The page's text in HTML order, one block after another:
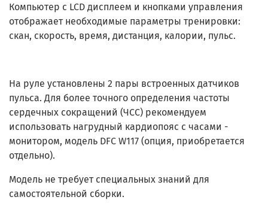
Компьютер с LCD дисплеем и кнопками управления
отображает необходимые параметры тренировки:
скан, скорость, время, дистанция, калории, пульс.
На руле установлены 2 пары встроенных датчиков
пульса. Для более точного определения частоты
сердечных сокращений (ЧСС) рекомендуем
использовать нагрудный кардиопояс с часами -
монитором, модель DFC W117 (опция, приобретается
отдельно).
Модель не требует специальных знаний для
самостоятельной сборки.